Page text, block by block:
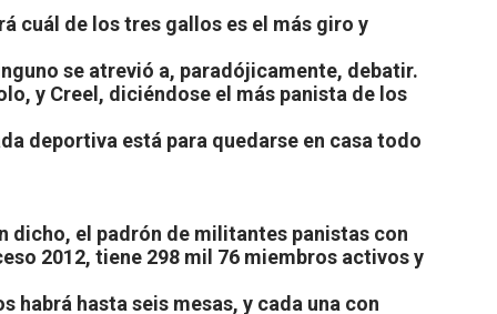
cuál de los tres gallos es el más giro y
se atrevió a, paradójicamente, debatir.
y Creel, diciéndose el más panista de los
deportiva está para quedarse en casa todo
dicho, el padrón de militantes panistas con
2012, tiene 298 mil 76 miembros activos y
habrá hasta seis mesas, y cada una con